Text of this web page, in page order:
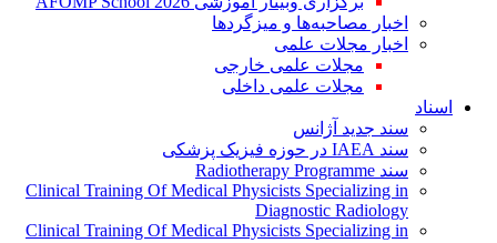
اخبار مصاحبه‌ها و میزگردها
اخبار مجلات علمی
مجلات علمی خارجی
مجلات علمی داخلی
اسناد
سند جدید آژانس
سند IAEA در حوزه فیزیک پزشکی
سند Radiotherapy Programme
Clinical Training Of Medical Physicists Specializing in
Diagnostic Radiology
Clinical Training Of Medical Physicists Specializing in